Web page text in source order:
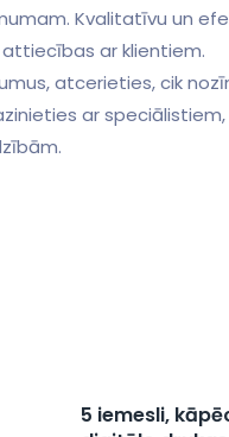
Kvalitatīvu⁢ un
attiecības ar⁢ klientiem.
atcerieties, cik
ar
5 iemesli,